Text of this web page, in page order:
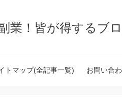
業！皆が得するブ
トマップ(全記事一覧) お問い合